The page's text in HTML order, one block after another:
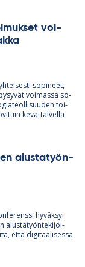
voi­
so­pi­neet,
voi­massa so­
toi­
ke­vät­tal­vella
alus­ta­työn­
hy­väk­syi
alus­ta­työn­te­ki­jöi­
että di­gi­taa­li­sessa